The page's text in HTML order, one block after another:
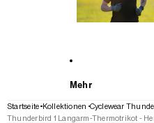
Mehr
Startseite Kollektionen Cyclewear
Thunderbird 1 Langarm-Thermotrikot -